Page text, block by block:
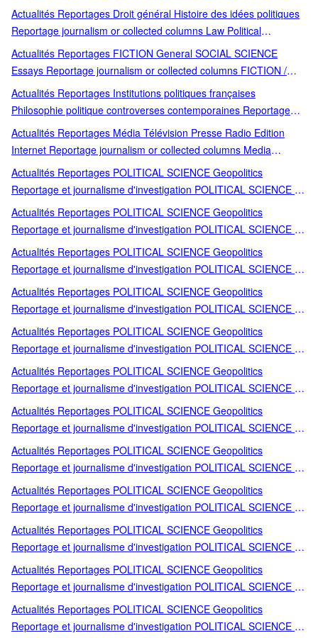
Film; crime; haute couture; anniversaire; saga familiale; Ridley
Scott; adaptation cinématographique; adaptation en film; Gucci
European history France Histoire de France Later 20th century c
1950 to c 1999 Ouvrages généraux
Actualités Reportages Droit général Histoire des idées politiques
Reportage journalism or collected columns Law Political
ideologies and movements Comic book: humorous Graphic novel
Graphic novel / Comic book: humorous Humour
Actualités Reportages FICTION General SOCIAL SCIENCE
Essays Reportage journalism or collected columns FICTION /
General SOCIAL SCIENCE / Essays Actualité et médias Actualité
politique Actualité politique France History
Actualités Reportages Institutions politiques françaises
Philosophie politique controverses contemporaines Reportage
journalism or collected columns Central national federal
government France Social and ethical issues Actualité et médias
federal government History
Actualités Reportages Média Télévision Presse Radio Edition
Internet Reportage journalism or collected columns Media
entertainment information and communication industries Cinéma
Television radio
Actualités Reportages POLITICAL SCIENCE Geopolitics
Reportage et journalisme d'investigation POLITICAL SCIENCE /
Geopolitics Actualité et médias Actualité politique Actualité
politique France CAHIERS LIBRES Essais Histoire Politique
Actualités Reportages POLITICAL SCIENCE Geopolitics
Reportage et journalisme d'investigation POLITICAL SCIENCE /
Geopolitics Actualité et médias Actualité politique Actualité
politique France Essais Histoire Politique Économie History NON
Actualités Reportages POLITICAL SCIENCE Geopolitics
Reportage et journalisme d'investigation POLITICAL SCIENCE /
Geopolitics Actualité et médias Actualité politique Actualité
politique France France Histoire Politique Économie History
Actualités Reportages POLITICAL SCIENCE Geopolitics
Reportage et journalisme d'investigation POLITICAL SCIENCE /
Geopolitics Actualité et médias Actualité politique Actualité
politique France FRANCE Histoire Politique Économie History
Actualités Reportages POLITICAL SCIENCE Geopolitics
Reportage et journalisme d'investigation POLITICAL SCIENCE /
Geopolitics Africa African history Afrique Essais Histoire Politique
Économie Histoire Histoire internationale Ouvrages généraux
HUMAINES SOC Sarkozy
Actualités Reportages POLITICAL SCIENCE Geopolitics
Reportage et journalisme d'investigation POLITICAL SCIENCE /
Geopolitics Altermondialisme Développement durable-Ecologie
Ecologie Environmentalist thought and ideology Europe Histoire
Actualités Reportages POLITICAL SCIENCE Geopolitics
Reportage et journalisme d'investigation POLITICAL SCIENCE /
Geopolitics AUTRES DOMAINE FRAN Actualité et médias
Actualité médiatique Actualité médiatique France France Histoire
Actualités Reportages POLITICAL SCIENCE Geopolitics
Reportage et journalisme d'investigation POLITICAL SCIENCE /
Geopolitics Biography Literature and Literary studies Essais
Histoire Politique Économie French LITTERATURE Littérature
Actualités Reportages POLITICAL SCIENCE Geopolitics
Reportage et journalisme d'investigation POLITICAL SCIENCE /
Geopolitics CAHIERS LIBRES Essais Histoire Politique Économie
Social work Sociologie Travail social pauvreté
Actualités Reportages POLITICAL SCIENCE Geopolitics
Reportage et journalisme d'investigation POLITICAL SCIENCE /
Geopolitics Croissance crise Economic and financial crises and
disasters Economie Histoire Politique Économie politique
Actualités Reportages POLITICAL SCIENCE Geopolitics
Reportage et journalisme d'investigation POLITICAL SCIENCE /
Geopolitics Economic theory and philosophy Economie Economie
(essai) France Histoire Politique Économie SYNTHESE
Actualités Reportages POLITICAL SCIENCE Geopolitics
Reportage et journalisme d'investigation POLITICAL SCIENCE /